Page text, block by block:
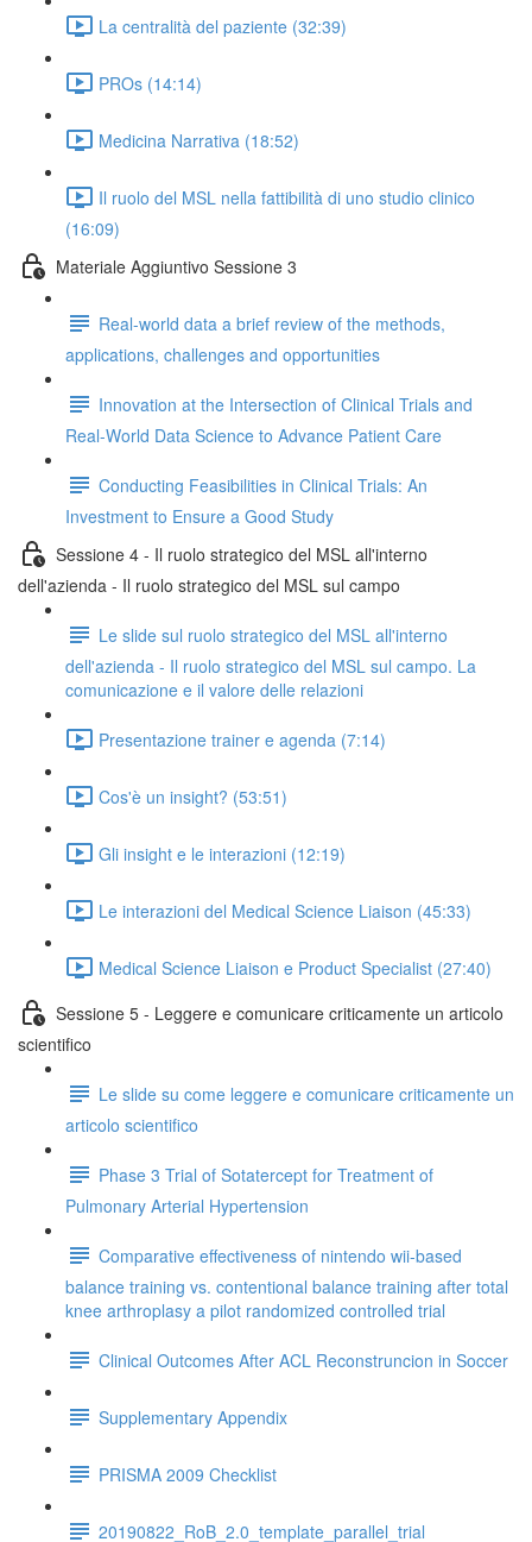
La centralità del paziente (32:39)
PROs (14:14)
Medicina Narrativa (18:52)
Il ruolo del MSL nella fattibilità di uno studio clinico
(16:09)
Materiale Aggiuntivo Sessione 3
Real-world data a brief review of the methods,
applications, challenges and opportunities
Innovation at the Intersection of Clinical Trials and
Real-World Data Science to Advance Patient Care
Conducting Feasibilities in Clinical Trials: An
Investment to Ensure a Good Study
Sessione 4 - Il ruolo strategico del MSL all'interno
dell'azienda - Il ruolo strategico del MSL sul campo
Le slide sul ruolo strategico del MSL all'interno
dell'azienda - Il ruolo strategico del MSL sul campo. La
comunicazione e il valore delle relazioni
Presentazione trainer e agenda (7:14)
Cos'è un insight? (53:51)
Gli insight e le interazioni (12:19)
Le interazioni del Medical Science Liaison (45:33)
Medical Science Liaison e Product Specialist (27:40)
Sessione 5 - Leggere e comunicare criticamente un articolo
scientifico
Le slide su come leggere e comunicare criticamente un
articolo scientifico
Phase 3 Trial of Sotatercept for Treatment of
Pulmonary Arterial Hypertension
Comparative effectiveness of nintendo wii-based
balance training vs. contentional balance training after total
knee arthroplasy a pilot randomized controlled trial
Clinical Outcomes After ACL Reconstruncion in Soccer
Supplementary Appendix
PRISMA 2009 Checklist
20190822_RoB_2.0_template_parallel_trial